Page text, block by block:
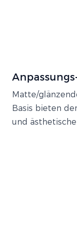
Matte/
Basis bieten
und